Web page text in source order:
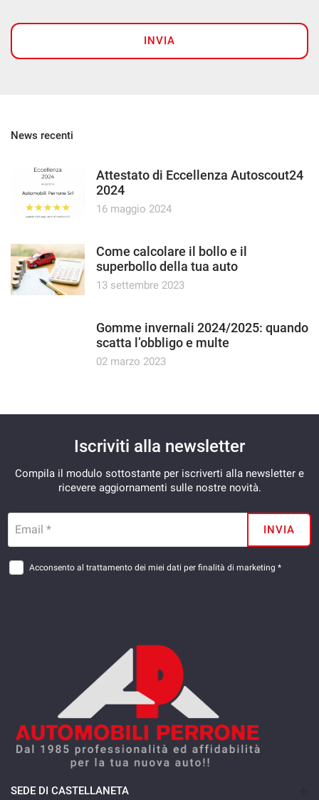
INVIA
News recenti
Attestato di Eccellenza Autoscout24
2024
16 maggio 2024
Come calcolare il bollo e il
superbollo della tua auto
13 settembre 2023
Gomme invernali 2024/2025: quando
scatta l’obbligo e multe
02 marzo 2023
Iscriviti alla newsletter
Compila il modulo sottostante per iscriverti alla newsletter e
ricevere aggiornamenti sulle nostre novità.
Email * INVIA
Acconsento al trattamento dei miei dati per finalità di marketing *
SEDE DI CASTELLANETA